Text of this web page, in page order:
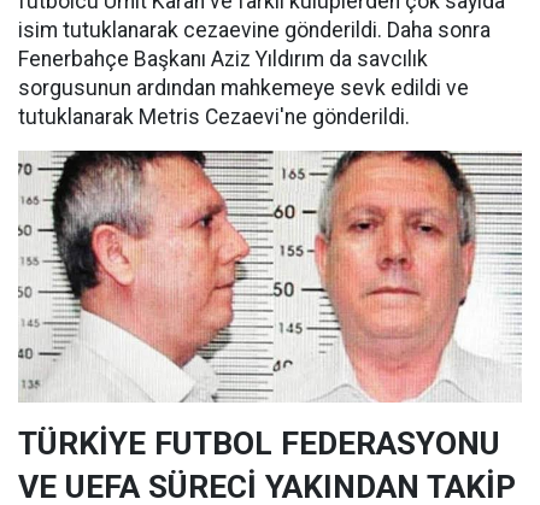
isim tutuklanarak cezaevine gönderildi. Daha sonra
Fenerbahçe Başkanı Aziz Yıldırım da savcılık
sorgusunun ardından mahkemeye sevk edildi ve
tutuklanarak Metris Cezaevi'ne gönderildi.
TÜRKİYE FUTBOL FEDERASYONU
VE UEFA SÜRECİ YAKINDAN TAKİP